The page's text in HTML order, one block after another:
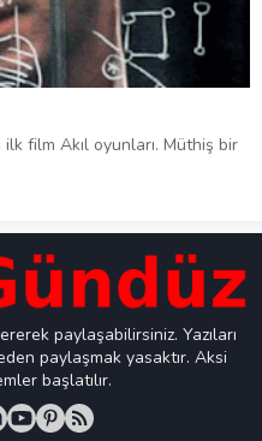
film Akıl oyunları. Müthiş bir
paylaşabilirsiniz. Yazıları
paylaşmak yasaktır. Aksi
başlatılır.